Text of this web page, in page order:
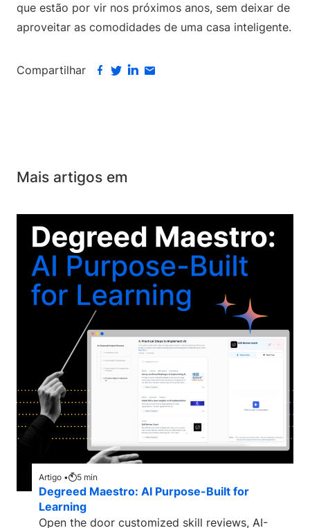
que estão por vir nos próximos anos, sem deixar de
aproveitar as comodidades de uma casa inteligente.
Compartilhar
Mais artigos em
Artigo • 5 min
Degreed Maestro: AI Purpose-Built for
Learning
Open the door customized skill reviews, AI-